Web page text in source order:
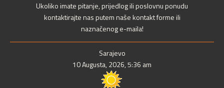
Ukoliko imate pitanje, prijedlog ili poslovnu ponudu
kontaktirajte nas putem naše kontakt forme ili
naznačenog e-maila!
Sarajevo
10 Augusta, 2026, 5:36 am